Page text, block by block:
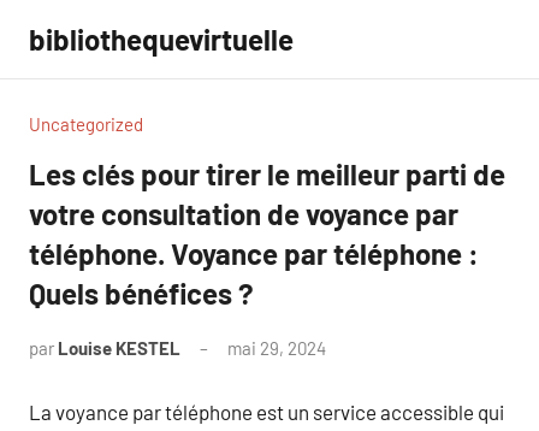
contenu
bibliothequevirtuelle
Uncategorized
Les clés pour tirer le meilleur parti de
votre consultation de voyance par
téléphone. Voyance par téléphone :
Quels bénéfices ?
par Louise KESTEL mai 29, 2024
La voyance par téléphone est un service accessible qui